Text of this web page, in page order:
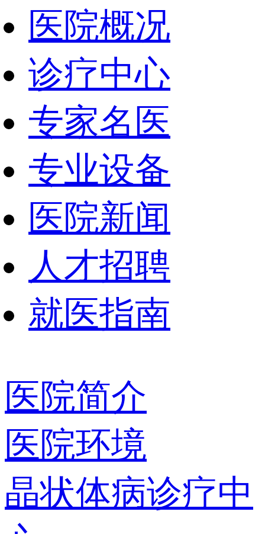
医院概况
诊疗中心
专家名医
专业设备
医院新闻
人才招聘
就医指南
医院简介
医院环境
晶状体病诊疗中